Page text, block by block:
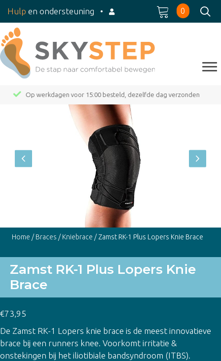
Hulp en ondersteuning • 0
Op werkdagen voor 15:00 besteld, dezelfde dag verzonden
Home / Braces / Kniebrace / Zamst RK-1 Plus Lopers Knie Brace
Zamst RK-1 Plus Lopers Knie
Brace
€73,95
De Zamst RK-1 Lopers knie brace is de meest innovatieve
brace bij een runners knee. Voorkomt irritatie &
onstekingen bij het iliotibiale bandsyndroom (ITBS).